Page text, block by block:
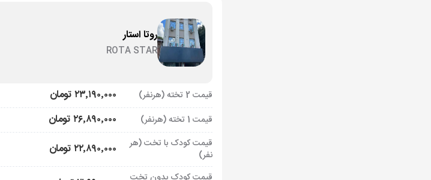
روتا استار
ROTA STAR
قیمت 2 تخته (هرنفر) ۲۳٬۱۹۰٬۰۰۰ تومان
قیمت 1 تخته (هرنفر) ۲۶٬۸۹۰٬۰۰۰ تومان
قیمت کودک با تخت (هر
نفر)
۲۲٬۸۹۰٬۰۰۰ تومان